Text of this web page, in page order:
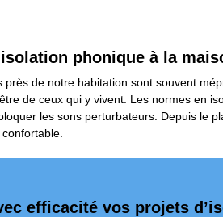
phonique à la
près de notre habitation sont souvent
de ceux qui y vivent. Les normes en
les sons perturbateurs. Depuis le
efficacité vos projets